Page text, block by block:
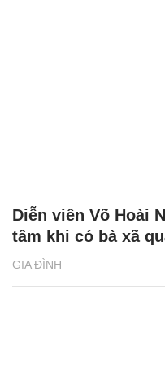
GIA ĐÌNH
Diễn viên Võ Hoài
tâm khi có bà xã